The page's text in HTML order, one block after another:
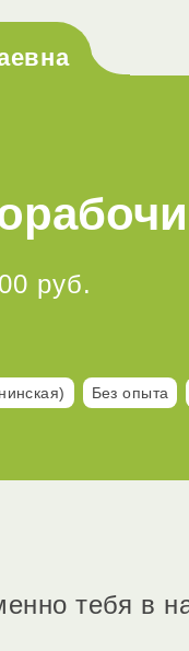
руб.
Без опыта
тебя в